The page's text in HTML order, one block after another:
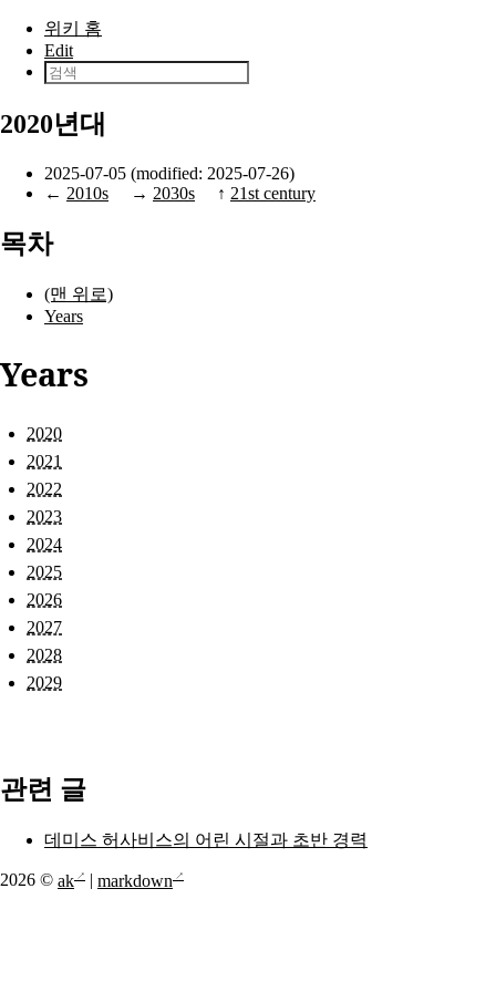
본문으로 건너뛰기
위키 홈
Edit
2020년대
2025-07-05 (modified: 2025-07-26)
← 2010s → 2030s ↑ 21st century
목차
(맨 위로)
Years
Years
2020
2021
2022
2023
2024
2025
2026
2027
2028
2029
관련 글
데미스 허사비스의 어린 시절과 초반 경력
2026 © ak markdown